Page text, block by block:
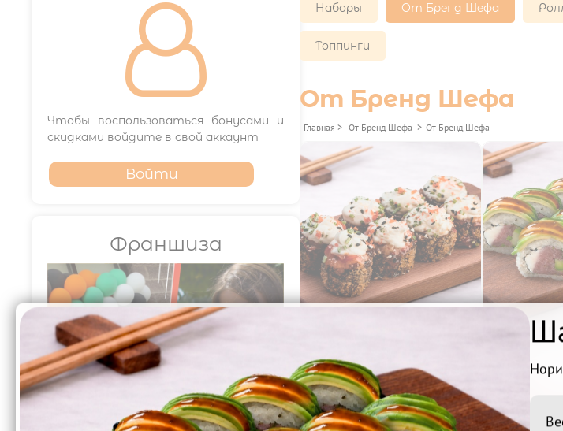

Чтобы воспользоваться бонусами и
скидками войдите в свой аккаунт
Войти
Франшиза
Наборы От Бренд Шефа
Топпинги
От Бренд Шефа
Главная > От Бренд Шефа > От Бренд Шефа
399₽